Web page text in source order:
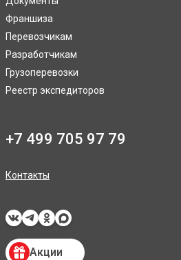
Франшиза
Перевозчикам
Разработчикам
Грузоперевозки
Реестр экспедиторов
+7 499 705 97 79
Контакты
Акции